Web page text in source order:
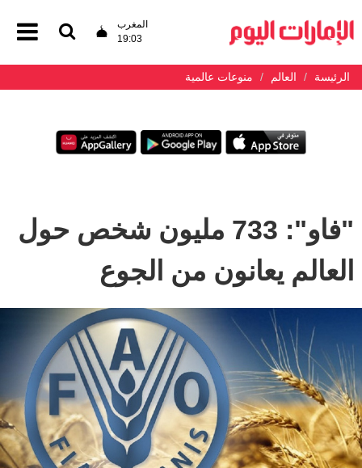
المغرب
19:03
الرئيسة العالم منوعات عالمية
"فاو": 733 مليون شخص حول
العالم يعانون من الجوع